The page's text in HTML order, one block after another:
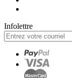
Infolettre